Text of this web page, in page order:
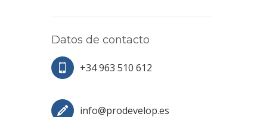
Datos de contacto
+34 963 510 612
info@prodevelop.es